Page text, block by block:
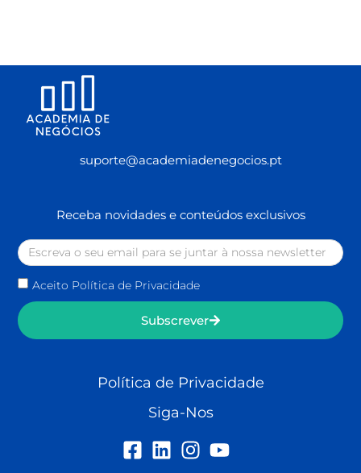
suporte@academiadenegocios.pt
Receba novidades e conteúdos exclusivos
Aceito Política de Privacidade
Subscrever
Política de Privacidade
Siga-Nos